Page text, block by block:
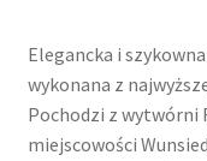
Elegancka i
wykonana z
Pochodzi z wytwórni
miejscowości